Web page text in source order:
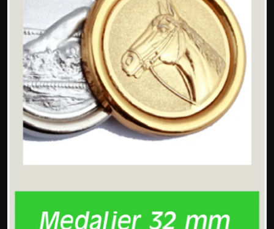
Tips and Tricks